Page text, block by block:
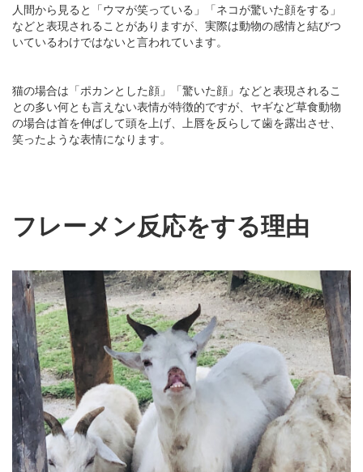
人間から見ると「ウマが笑っている」「ネコが驚いた顔をする」
などと表現されることがありますが、実際は動物の感情と結びつ
いているわけではないと言われています。
猫の場合は「ポカンとした顔」「驚いた顔」などと表現されるこ
との多い何とも言えない表情が特徴的ですが、ヤギなど草食動物
の場合は首を伸ばして頭を上げ、上唇を反らして歯を露出させ、
笑ったような表情になります。
フレーメン反応をする理由